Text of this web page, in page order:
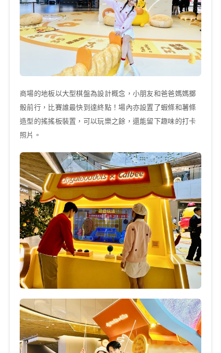
商場的地板以大型棋盤為設計概念，小朋友和爸爸媽媽擲
骰前行，比賽誰最快到達終點！場內亦設置了蝦條和薯條
造型的搖搖板裝置，可以玩樂之餘，還能留下趣味的打卡
照片。